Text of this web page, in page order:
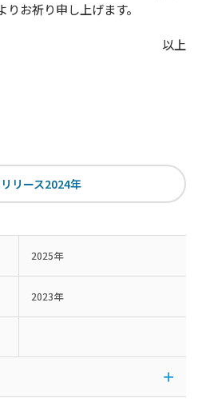
お祈り申し上げます。
以上
リース2024年
2025年
2023年